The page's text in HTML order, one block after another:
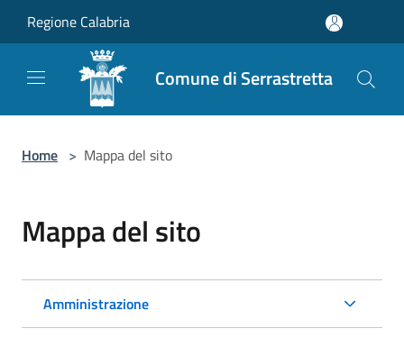
Regione Calabria
Comune di Serrastretta
Home > Mappa del sito
Mappa del sito
Amministrazione